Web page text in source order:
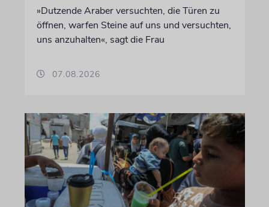
»Dutzende Araber versuchten, die Türen zu
öffnen, warfen Steine auf uns und versuchten,
uns anzuhalten«, sagt die Frau
07.08.2026